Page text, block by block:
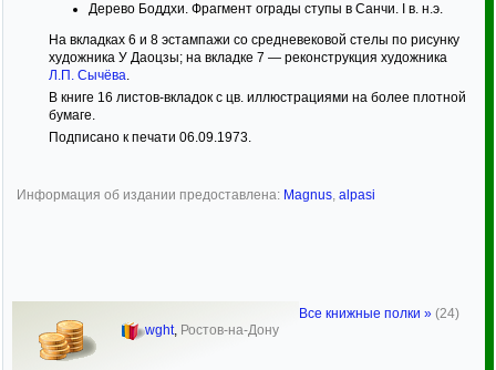
Дерево Боддхи. Фрагмент ограды ступы в Санчи. I в. н.э.
На вкладках 6 и 8 эстампажи со средневековой стелы по рисунку
художника У Даоцзы; на вкладке 7 — реконструкция художника
Л.П. Сычёва.
В книге 16 листов-вкладок с цв. иллюстрациями на более плотной
бумаге.
Подписано к печати 06.09.1973.
Информация об издании предоставлена: Magnus, alpasi
wght, Ростов-на-Дону
Все книжные полки » (24)